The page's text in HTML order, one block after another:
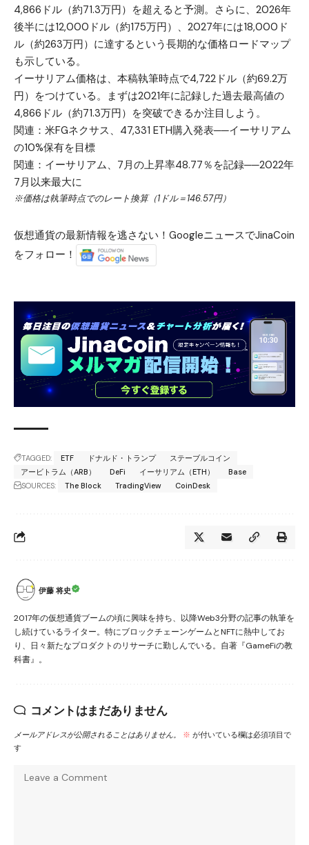
4,866ドル（約71.3万円）を超えると予測。さらに、2026年
後半には12,000ドル（約175万円）、2027年には18,000ド
ル（約263万円）に達するという長期的な価格ロードマップ
も示している。
イーサリアム価格は、本稿執筆時点で4,722ドル（約69.2万
円）をつけている。まずは2021年に記録した過去最高値の
4,866ドル（約71.3万円）を突破できるか注目しよう。
関連： 米FGネクサス、47,331 ETH購入発表──イーサリアム
の10%保有を目標
関連： イーサリアム、7月の上昇率48.77％を記録──2022年
7月以来最大に
※価格は執筆時点でのレート換算（1ドル＝146.57円）
仮想通貨の最新情報を逃さない！GoogleニュースでJinaCoin
をフォロー！
TAGGED: ETF ドナルド・トランプ
ステーブルコイン
アービトラム（ARB）
DeFi イーサリアム（ETH）
Base
SOURCES:
The Block TradingView CoinDesk
伊藤 将史
2017年の仮想通貨ブームの頃に興味を持ち、以降Web3分野の記事の執筆を
し続けているライター。特にブロックチェーンゲームとNFTに熱中してお
り、日々新たなプロダクトのリサーチに勤しんでいる。自著『GameFiの教
科書』。
コメントはまだありません
メールアドレスが公開されることはありません。 ※ が付いている欄は必須項目で
す